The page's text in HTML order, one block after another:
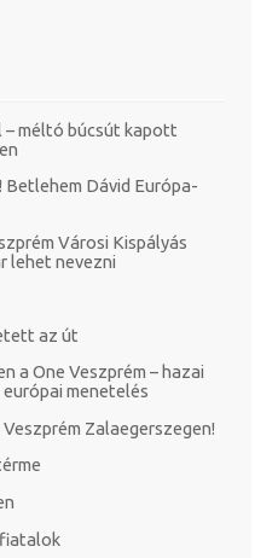
– méltó búcsút kapott
Dávid Európa-
Városi Kispályás
lehet nevezni
az út
a One Veszprém – hazai
menetelés
Zalaegerszegen!
fiatalok